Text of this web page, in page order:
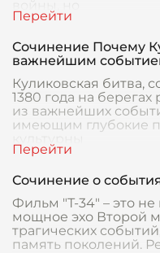
Сочинение Почему
важнейшим
Куликовская битва,
1380 года на
из важнейших
имеющим глубокие
Сочинение о
Фильм "Т-34" – это
мощное эхо Второй
трагических
память поколений.